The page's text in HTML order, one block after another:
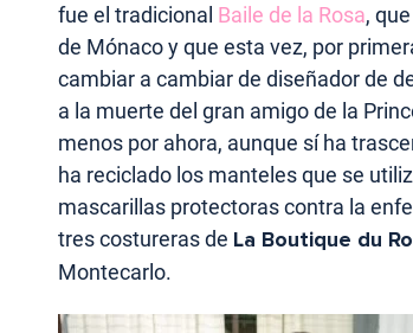
fue el tradicional Baile de la Rosa,
de Mónaco y que esta vez, por
cambiar a cambiar de diseñador de
a la muerte del gran amigo de la
menos por ahora, aunque sí ha
ha reciclado los manteles que se
mascarillas protectoras contra la
tres costureras de La Boutique du
Montecarlo.